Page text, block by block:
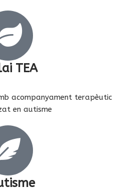
TEA
acompanyament terapèutic
en autisme